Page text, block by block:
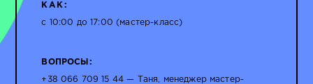
КАК:
с 10:00 до 17:00 (мастер-класс)
ВОПРОСЫ:
+38 066 709 15 44 — Таня, менеджер мастер-